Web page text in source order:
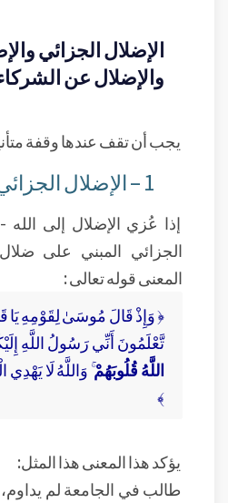
الإضلال الجزائي
والإضلال عن
يجب أن تقف عندها وقفة
1 – الإضلال الجزائي :
إذا عُزي الإضلال إلى الله
الجزائي المبني على
المعنى قوله تعالى :
﴿ وَإِذْ قَالَ مُوسَىٰ لِقَوْمِهِ يَا
تَّعْلَمُونَ أَنِّي رَسُولُ اللَّهِ
اللَّهُ قُلُوبَهُمْ
﴾
يؤكد هذا المعنى هذا المثل:
طالب في الجامعة لم